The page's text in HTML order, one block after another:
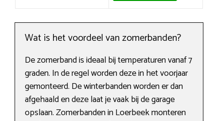
Wat is het voordeel van zomerbanden?
De zomerband is ideaal bij temperaturen vanaf 7
graden. In de regel worden deze in het voorjaar
gemonteerd. De winterbanden worden er dan
afgehaald en deze laat je vaak bij de garage
opslaan. Zomerbanden in Loerbeek monteren